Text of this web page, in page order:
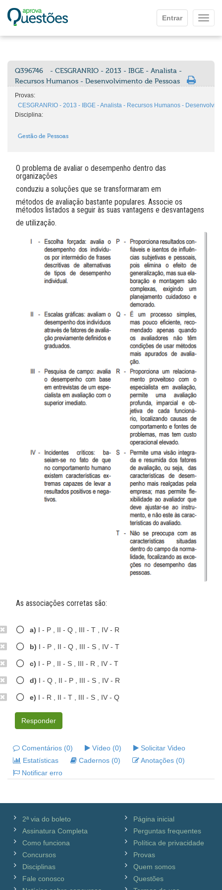
Entrar
Q396746
- CESGRANRIO - 2013 - IBGE - Analista -
Recursos Humanos - Desenvolvimento de Pessoas
Provas:
CESGRANRIO - 2013 - IBGE - Analista - Recursos Humanos -
Disciplina:
Gestão de Pessoas
O problema de avaliar o desempenho dentro das
organizações
conduziu a soluções que se transformaram em
métodos de avaliação bastante populares. Associe os
métodos listados a seguir às suas vantagens e desvantagens
de utilização.
As associações corretas são:
a) I - P , II - Q , III - T , IV - R
b) I - P , II - Q , III - S , IV - T
c) I - P , II - S , III - R , IV - T
d) I - Q , II - P , III - S , IV - R
e) I - R , II - T , III - S , IV - Q
Responder
Comentários (0) Vídeo (0)
Solicitar Video
Estatísticas
Cadernos (0)
Anotações (0)
Notificar erro
2ª via do boleto
Assinatura Completa
Como funciona
Concursos
Disciplinas
Fale conosco
Página inicial
Perguntas frequentes
Política de privacidade
Provas
Quem somos
Questões